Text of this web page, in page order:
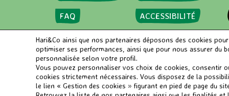
Naturalia
94/96 rue Mouffetard
Paris - 75005
Naturalia
10 rue Poinsot
FAQ ACCESSIBILITÉ
Hari&Co
Hari&Co ainsi que nos partenaires déposons des cookies
optimiser ses performances, ainsi que pour nous assurer du
personnalisée selon votre profil.
Vous pouvez personnaliser vos choix de cookies, consentir
cookies strictement nécessaires. Vous disposez de la
le lien « Gestion des cookies » figurant en pied de page du